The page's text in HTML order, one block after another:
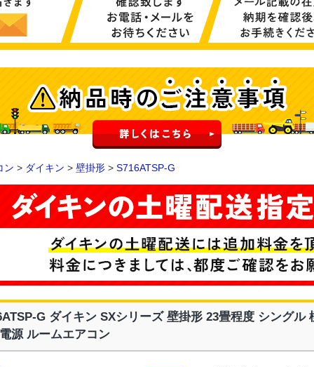
ン > ダイキン > 壁掛形 > S716ATSP-G
G ダイキン SXシリーズ 壁掛形 23畳程度 シングル
源 ルームエアコン